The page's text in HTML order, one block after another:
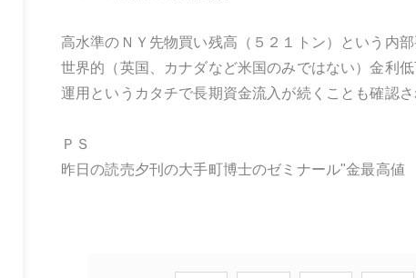
高水準のＮＹ先物買い残高（５２１トン）という内
世界的（英国、カナダなど米国のみではない）金利
運用というカタチで長期資金流入が続くことも確認さ
ＰＳ
昨日の読売夕刊の大手町博士のゼミナール"金最高